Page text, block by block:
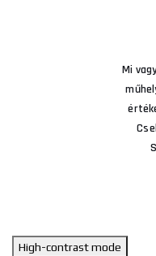
Mi
High-contrast mode